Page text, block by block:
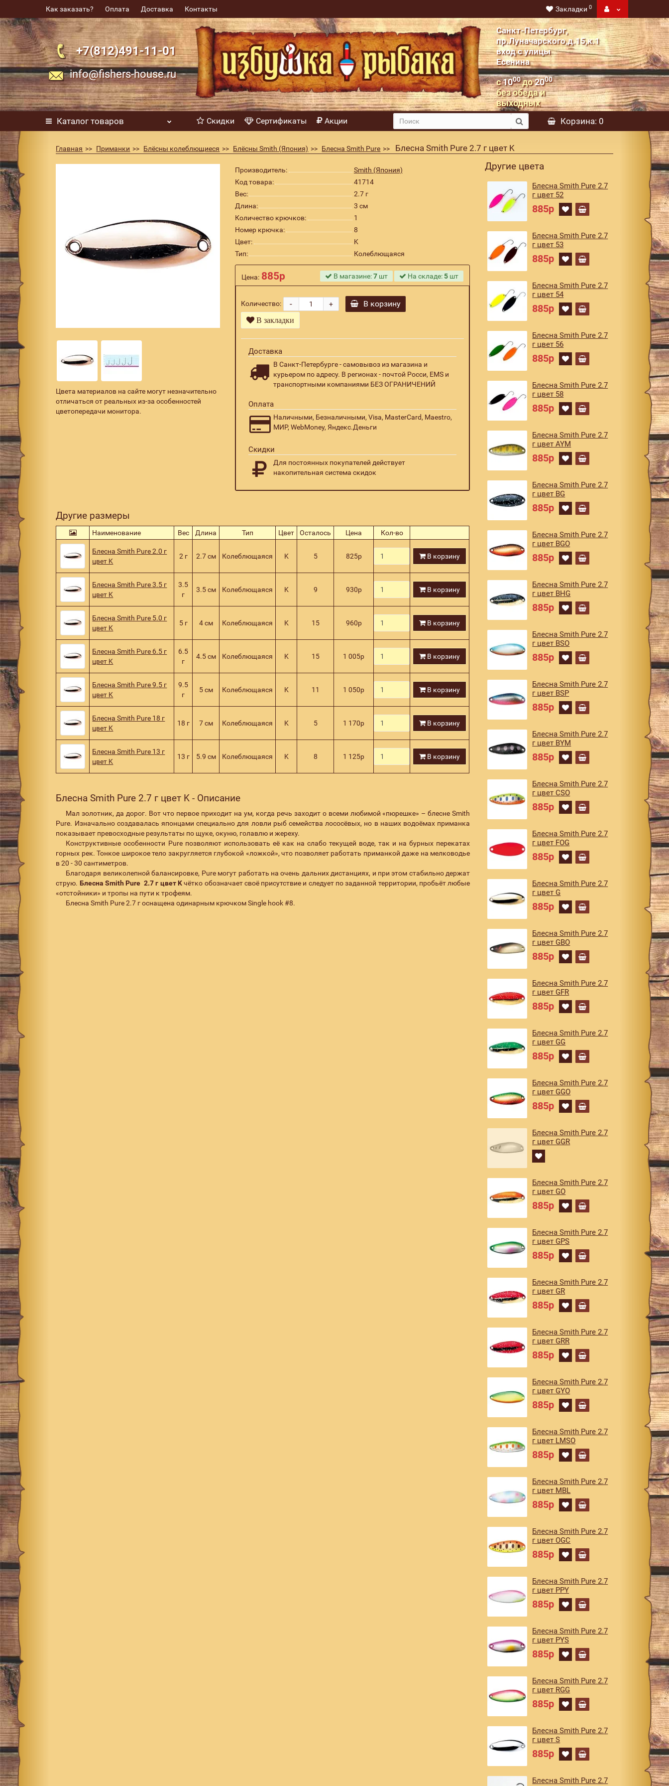
Как заказать? Оплата Доставка Контакты Закладки 0
+7(812)491-11-01
info@fishers-house.ru
Санкт-Петербург,
пр.Луначарского,д.15,к.1
вход с улицы
Есенина
с1000до2000
без обеда и
выходных
Каталог товаров Скидки Сертификаты Акции Корзина: 0
Главная Приманки Блёсны колеблющиеся Блёсны Smith (Япония) Блесна Smith Pure Блесна Smith Pure 2.7 г цвет K
Цвета материалов на сайте могут незначительно
отличаться от реальных из-за особенностей
цветопередачи монитора.
Производитель:
Smith (Япония)
Код товара:
41714
Вес:
2.7 г
Длина:
3 см
Количество крючков:
1
Номер крючка:
8
Цвет:
K
Тип:
Колеблющаяся
Цена: 885р В магазине:7 шт На складе:5 шт
Количество: +
- В корзину
В закладки
Доставка
В Санкт-Петербурге - самовывоз из магазина и
курьером по адресу. В регионах - почтой Росси, EMS и
транспортными компаниями БЕЗ ОГРАНИЧЕНИЙ
Оплата
Наличными, Безналичными, Visa, MasterCard, Maestro,
МИР, WebMoney, Яндекс.Деньги
Скидки
Для постоянных покупателей действует
накопительная система скидок
Другие размеры
Наименование Вес Длина Тип Цвет Осталось Цена Кол-во
Блесна Smith Pure 2.0 г
цвет K
2 г 2.7 см Колеблющаяся K 5 825р В корзину
Блесна Smith Pure 3.5 г
цвет K
3.5
г
3.5 см Колеблющаяся K 9 930р В корзину
Блесна Smith Pure 5.0 г
цвет K
5 г 4 см Колеблющаяся K 15 960р В корзину
Блесна Smith Pure 6.5 г
цвет K
6.5
г
4.5 см Колеблющаяся K 15 1 005р В корзину
Блесна Smith Pure 9.5 г
цвет K
9.5
г
5 см Колеблющаяся K 11 1 050р В корзину
Блесна Smith Pure 18 г
цвет K
18 г 7 см Колеблющаяся K 5 1 170р В корзину
Блесна Smith Pure 13 г
цвет K
13 г 5.9 см Колеблющаяся K 8 1 125р В корзину
Блесна Smith Pure 2.7 г цвет K - Описание
Мал золотник, да дорог. Вот что первое приходит на ум, когда речь заходит о всеми любимой «пюрешке» – блесне Smith
Pure. Изначально создавалась японцами специально для ловли рыб семейства лососёвых, но в наших водоёмах приманка
показывает превосходные результаты по щуке, окуню, голавлю и жереху.
Конструктивные особенности Pure позволяют использовать её как на слабо текущей воде, так и на бурных перекатах
горных рек. Тонкое широкое тело закругляется глубокой «ложкой», что позволяет работать приманкой даже на мелководье
в 20 - 30 сантиметров.
Благодаря великолепной балансировке, Pure могут работать на очень дальних дистанциях, и при этом стабильно держат
струю. Блесна Smith Pure 2.7 г цвет Kчётко обозначает своё присутствие и следует по заданной территории, пробьёт любые
«отстойники» и тропы на пути к трофеям.
Блесна Smith Pure 2.7 г оснащена одинарным крючком Single hook #8.
Другие цвета
Блесна Smith Pure 2.7
г цвет 52
885р
Блесна Smith Pure 2.7
г цвет 53
885р
Блесна Smith Pure 2.7
г цвет 54
885р
Блесна Smith Pure 2.7
г цвет 56
885р
Блесна Smith Pure 2.7
г цвет 58
885р
Блесна Smith Pure 2.7
г цвет AYM
885р
Блесна Smith Pure 2.7
г цвет BG
885р
Блесна Smith Pure 2.7
г цвет BGO
885р
Блесна Smith Pure 2.7
г цвет BHG
885р
Блесна Smith Pure 2.7
г цвет BSO
885р
Блесна Smith Pure 2.7
г цвет BSP
885р
Блесна Smith Pure 2.7
г цвет BYM
885р
Блесна Smith Pure 2.7
г цвет CSO
885р
Блесна Smith Pure 2.7
г цвет FOG
885р
Блесна Smith Pure 2.7
г цвет G
885р
Блесна Smith Pure 2.7
г цвет GBO
885р
Блесна Smith Pure 2.7
г цвет GFR
885р
Блесна Smith Pure 2.7
г цвет GG
885р
Блесна Smith Pure 2.7
г цвет GGO
885р
Блесна Smith Pure 2.7
г цвет GGR
Блесна Smith Pure 2.7
г цвет GO
885р
Блесна Smith Pure 2.7
г цвет GPS
885р
Блесна Smith Pure 2.7
г цвет GR
885р
Блесна Smith Pure 2.7
г цвет GRR
885р
Блесна Smith Pure 2.7
г цвет GYO
885р
Блесна Smith Pure 2.7
г цвет LMSO
885р
Блесна Smith Pure 2.7
г цвет MBL
885р
Блесна Smith Pure 2.7
г цвет OGC
885р
Блесна Smith Pure 2.7
г цвет PPY
885р
Блесна Smith Pure 2.7
г цвет PYS
885р
Блесна Smith Pure 2.7
г цвет RGG
885р
Блесна Smith Pure 2.7
г цвет S
885р
Блесна Smith Pure 2.7